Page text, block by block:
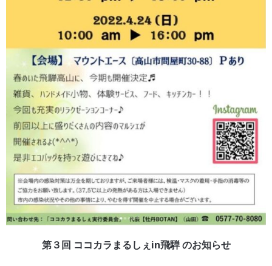
第３回 ココカラまるしぇin飛騨 のお知らせ